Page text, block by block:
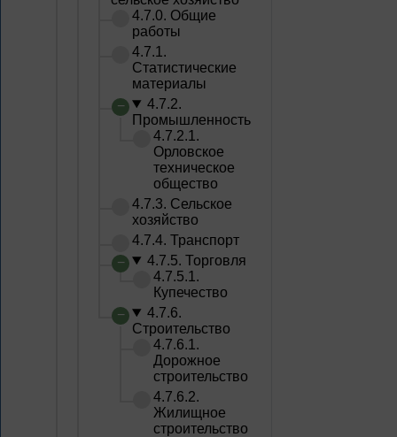
4.7.0. Общие
работы
4.7.1.
Статистические
материалы
4.7.2.
Промышленность
4.7.2.1.
Орловское
техническое
общество
4.7.3. Сельское
хозяйство
4.7.4. Транспорт
4.7.5. Торговля
4.7.5.1.
Купечество
4.7.6.
Строительство
4.7.6.1.
Дорожное
строительство
4.7.6.2.
Жилищное
строительство